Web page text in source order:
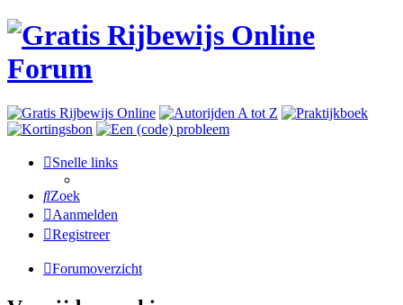
Snelle links
Zoek
Aanmelden
Registreer
Forumoverzicht